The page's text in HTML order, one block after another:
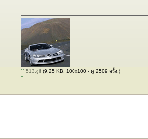
513.gif (9.25 KB, 100x100 - ดู 2509 ครั้ง.)